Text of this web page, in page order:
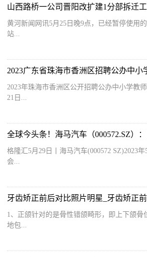
黄河新闻网讯5月25日晚9点，已经暂停使用
站...
2023年珠海市香洲区公开招聘公办中小学教
21日...
格隆汇5月29日丨海马汽车(000572 SZ)2023
会...
1、正颌针对的是骨性错颌畸形，即上下颌骨
地包...